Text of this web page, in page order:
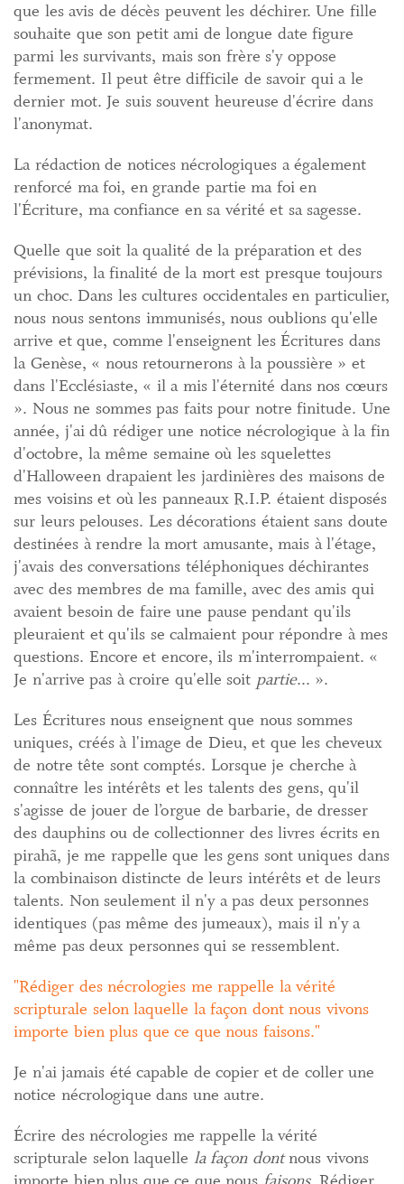
que les avis de décès peuvent les déchirer. Une fille
souhaite que son petit ami de longue date figure
parmi les survivants, mais son frère s'y oppose
fermement. Il peut être difficile de savoir qui a le
dernier mot. Je suis souvent heureuse d'écrire dans
l'anonymat.
La rédaction de notices nécrologiques a également
renforcé ma foi, en grande partie ma foi en
l'Écriture, ma confiance en sa vérité et sa sagesse.
Quelle que soit la qualité de la préparation et des
prévisions, la finalité de la mort est presque toujours
un choc. Dans les cultures occidentales en particulier,
nous nous sentons immunisés, nous oublions qu'elle
arrive et que, comme l'enseignent les Écritures dans
la Genèse, « nous retournerons à la poussière » et
dans l'Ecclésiaste, « il a mis l'éternité dans nos cœurs
». Nous ne sommes pas faits pour notre finitude. Une
année, j'ai dû rédiger une notice nécrologique à la fin
d'octobre, la même semaine où les squelettes
d'Halloween drapaient les jardinières des maisons de
mes voisins et où les panneaux R.I.P. étaient disposés
sur leurs pelouses. Les décorations étaient sans doute
destinées à rendre la mort amusante, mais à l'étage,
j'avais des conversations téléphoniques déchirantes
avec des membres de ma famille, avec des amis qui
avaient besoin de faire une pause pendant qu'ils
pleuraient et qu'ils se calmaient pour répondre à mes
questions. Encore et encore, ils m'interrompaient. «
Je n'arrive pas à croire qu'elle soit partie... ».
Les Écritures nous enseignent que nous sommes
uniques, créés à l'image de Dieu, et que les cheveux
de notre tête sont comptés. Lorsque je cherche à
connaître les intérêts et les talents des gens, qu'il
s'agisse de jouer de l’orgue de barbarie, de dresser
des dauphins ou de collectionner des livres écrits en
pirahã, je me rappelle que les gens sont uniques dans
la combinaison distincte de leurs intérêts et de leurs
talents. Non seulement il n'y a pas deux personnes
identiques (pas même des jumeaux), mais il n'y a
même pas deux personnes qui se ressemblent.
Rédiger des nécrologies me rappelle la vérité
scripturale selon laquelle la façon dont nous vivons
importe bien plus que ce que nous faisons.
Je n'ai jamais été capable de copier et de coller une
notice nécrologique dans une autre.
Écrire des nécrologies me rappelle la vérité
scripturale selon laquelle la façon dontnous vivons